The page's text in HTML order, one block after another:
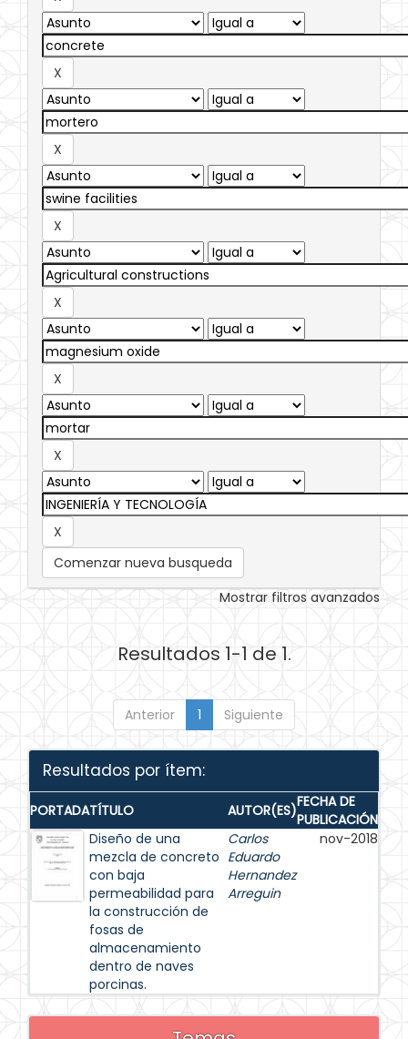
Comenzar nueva busqueda
Mostrar filtros avanzados
Resultados 1-1 de 1.
Anterior 1 Siguiente
Resultados por ítem:
PORTADATÍTULO AUTOR(ES)FECHA DE
PUBLICACIÓN
Diseño de una
mezcla de concreto
con baja
permeabilidad para
la construcción de
fosas de
almacenamiento
dentro de naves
porcinas.
Carlos
Eduardo
Hernandez
Arreguin
nov-2018